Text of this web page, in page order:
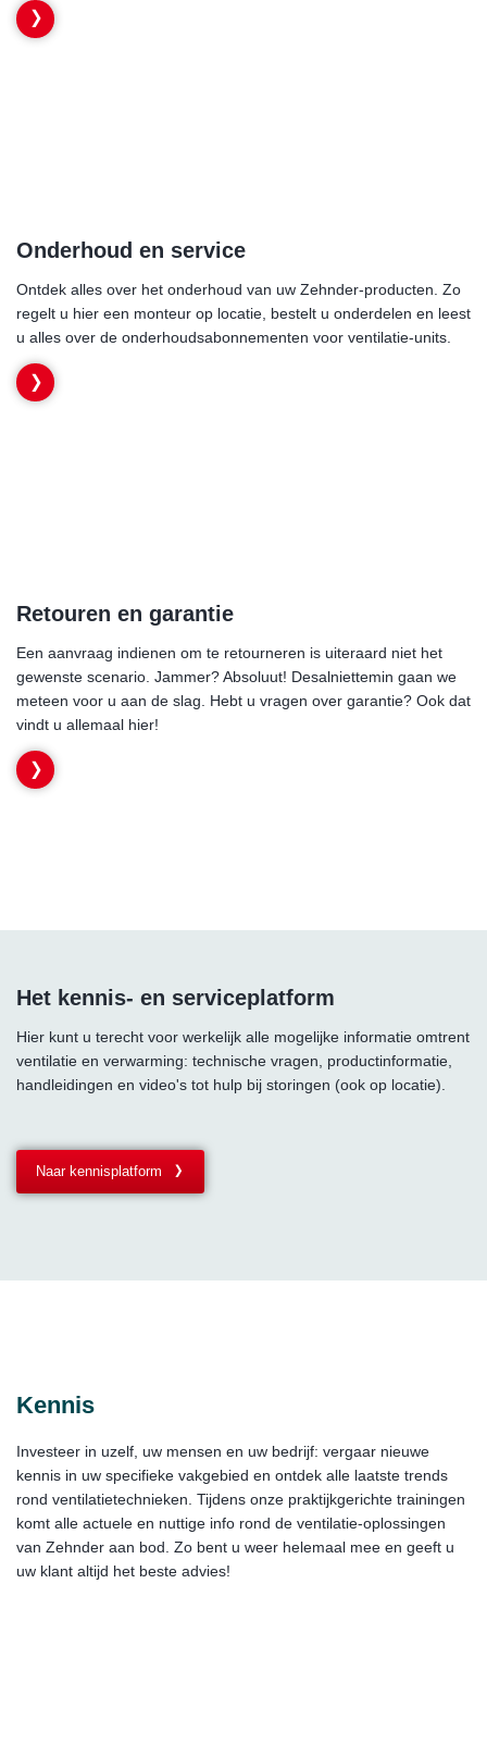
Onderhoud en service
Ontdek alles over het onderhoud van uw Zehnder-producten. Zo
regelt u hier een monteur op locatie, bestelt u onderdelen en leest
u alles over de onderhoudsabonnementen voor ventilatie-units.
Retouren en garantie
Een aanvraag indienen om te retourneren is uiteraard niet het
gewenste scenario. Jammer? Absoluut! Desalniettemin gaan we
meteen voor u aan de slag. Hebt u vragen over garantie? Ook dat
vindt u allemaal hier!
Het kennis- en serviceplatform
Hier kunt u terecht voor werkelijk alle mogelijke informatie omtrent
ventilatie en verwarming: technische vragen, productinformatie,
handleidingen en video's tot hulp bij storingen (ook op locatie).
Naar kennisplatform
Kennis
Investeer in uzelf, uw mensen en uw bedrijf: vergaar nieuwe
kennis in uw specifieke vakgebied en ontdek alle laatste trends
rond ventilatietechnieken. Tijdens onze praktijkgerichte trainingen
komt alle actuele en nuttige info rond de ventilatie-oplossingen
van Zehnder aan bod. Zo bent u weer helemaal mee en geeft u
uw klant altijd het beste advies!